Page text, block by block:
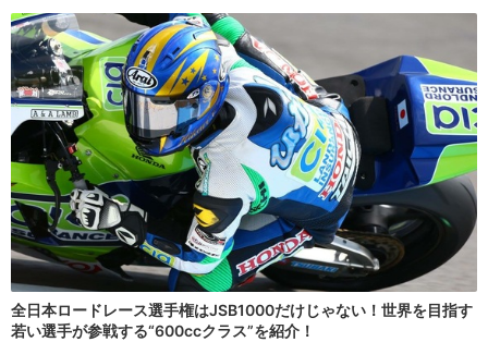
全日本ロードレース選手権はJSB1000だけじゃない！世界を目指す
若い選手が参戦する“600ccクラス”を紹介！